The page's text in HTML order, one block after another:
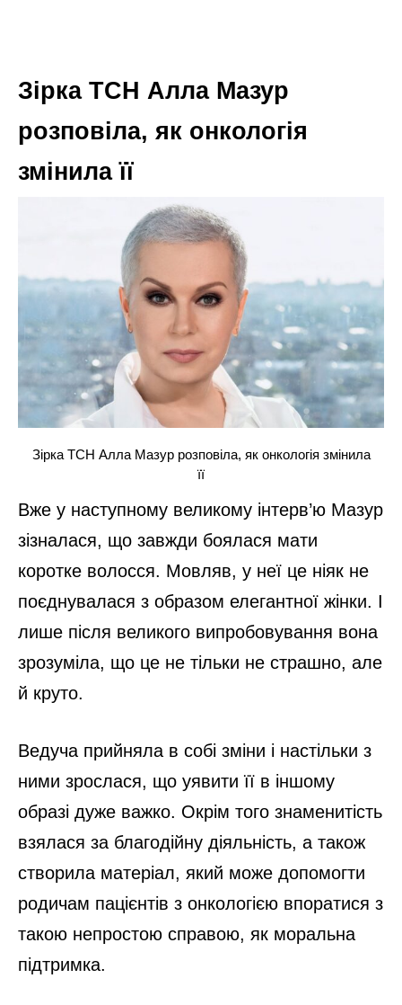
Зірка ТСН Алла Мазур
розповіла, як онкологія
змінила її
Зірка ТСН Алла Мазур розповіла, як онкологія змінила
її
Вже у наступному великому інтерв’ю Мазур
зізналася, що завжди боялася мати
коротке волосся. Мовляв, у неї це ніяк не
поєднувалася з образом елегантної жінки. І
лише після великого випробовування вона
зрозуміла, що це не тільки не страшно, але
й круто.
Ведуча прийняла в собі зміни і настільки з
ними зрослася, що уявити її в іншому
образі дуже важко. Окрім того знаменитість
взялася за благодійну діяльність, а також
створила матеріал, який може допомогти
родичам пацієнтів з онкологією впоратися з
такою непростою справою, як моральна
підтримка.